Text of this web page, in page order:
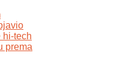
hi-tech
prema